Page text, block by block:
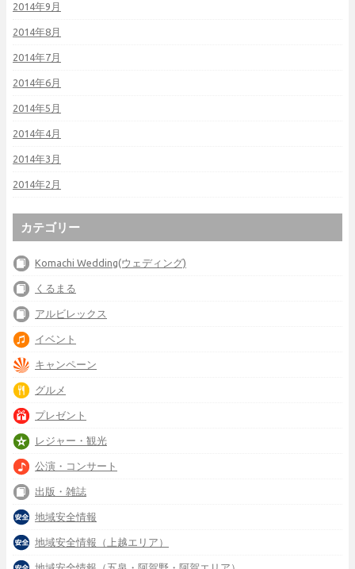
2014年9月
2014年8月
2014年7月
2014年6月
2014年5月
2014年4月
2014年3月
2014年2月
カテゴリー
Komachi Wedding(ウェディング)
くるまる
アルビレックス
イベント
キャンペーン
グルメ
プレゼント
レジャー・観光
公演・コンサート
出版・雑誌
地域安全情報
地域安全情報（上越エリア）